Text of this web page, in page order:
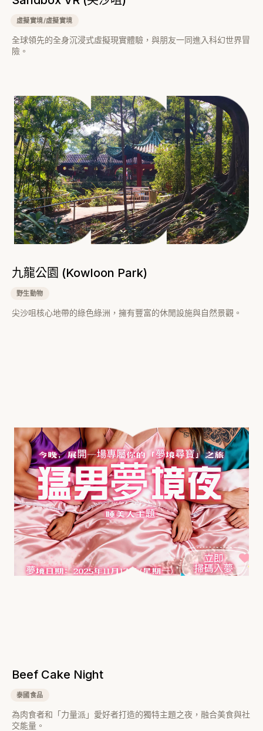
虛擬實境/虛擬實境
全球領先的全身沉浸式虛擬現實體驗，與朋友一同進入科幻世界冒
險。
九龍公園 (Kowloon Park)
野生動物
尖沙咀核心地帶的綠色綠洲，擁有豐富的休閒設施與自然景觀。
Beef Cake Night
泰國食品
為肉食者和「力量派」愛好者打造的獨特主題之夜，融合美食與社
交能量。